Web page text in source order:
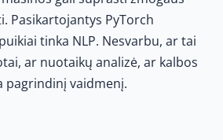
Pasikartojantys PyTorch
tinka NLP. Nesvarbu, ar tai
ar nuotaikų analizė, ar kalbos
pagrindinį vaidmenį.